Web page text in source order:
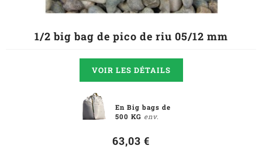
1/2 big bag de pico de riu 05/12 mm
VOIR LES DÉTAILS
En Big bags de
500 KG env.
63,03 €